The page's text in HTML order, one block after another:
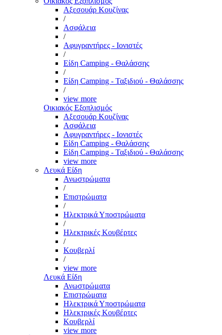
Αξεσουάρ Κουζίνας
/
Ασφάλεια
/
Αφυγραντήρες - Ιονιστές
/
Είδη Camping - Θαλάσσης
/
Είδη Camping - Ταξιδιού - Θαλάσσης
/
view more
Οικιακός Εξοπλισμός
Αξεσουάρ Κουζίνας
Ασφάλεια
Αφυγραντήρες - Ιονιστές
Είδη Camping - Θαλάσσης
Είδη Camping - Ταξιδιού - Θαλάσσης
view more
Λευκά Είδη
Ανωστρώματα
/
Επιστρώματα
/
Ηλεκτρικά Υποστρώματα
/
Ηλεκτρικές Κουβέρτες
/
Κουβερλί
/
view more
Λευκά Είδη
Ανωστρώματα
Επιστρώματα
Ηλεκτρικά Υποστρώματα
Ηλεκτρικές Κουβέρτες
Κουβερλί
view more